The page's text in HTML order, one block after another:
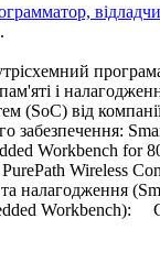
і
(SoC) від
забезпечення:
Workbench for
Wireless
налагодження
Workbench):